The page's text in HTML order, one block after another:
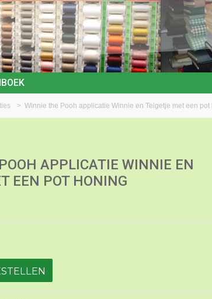
> Winnie the Pooh applicatie Winnie en Teigetje met een pot
APPLICATIE WINNIE EN
EEN POT HONING